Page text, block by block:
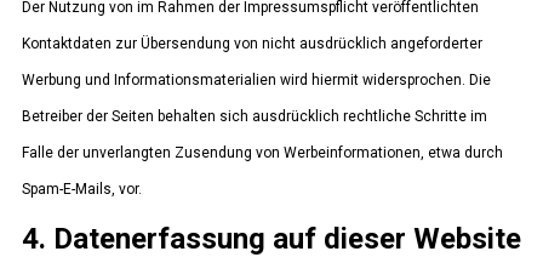
Der Nutzung von im Rahmen der Impressumspflicht veröffentlichten
Kontaktdaten zur Übersendung von nicht ausdrücklich angeforderter
Werbung und Informationsmaterialien wird hiermit widersprochen. Die
Betreiber der Seiten behalten sich ausdrücklich rechtliche Schritte im
Falle der unverlangten Zusendung von Werbeinformationen, etwa durch
Spam-E-Mails, vor.
4. Datenerfassung auf dieser Website